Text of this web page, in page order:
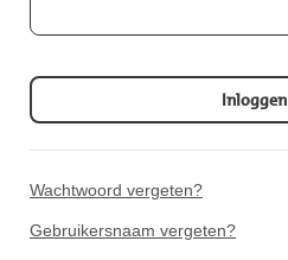
Inloggen
Wachtwoord vergeten?
Gebruikersnaam vergeten?